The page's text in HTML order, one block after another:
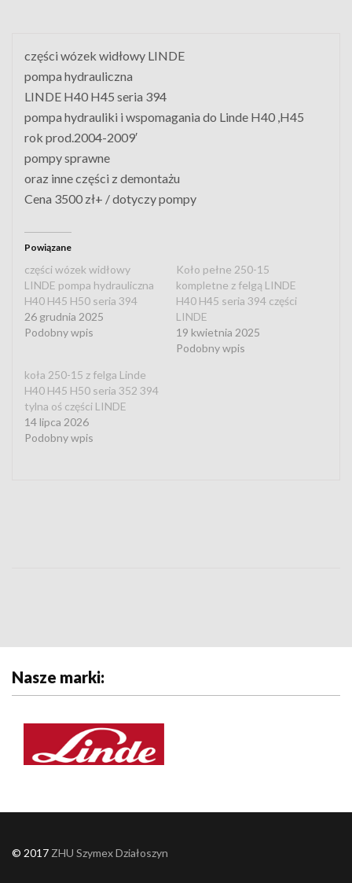
części wózek widłowy LINDE
pompa hydrauliczna
LINDE H40 H45 seria 394
pompa hydrauliki i wspomagania do Linde H40 ,H45
rok prod.2004-2009′
pompy sprawne
oraz inne części z demontażu
Cena 3500 zł+ / dotyczy pompy
Powiązane
części wózek widłowy
LINDE pompa hydrauliczna
H40 H45 H50 seria 394
26 grudnia 2025
Podobny wpis
Koło pełne 250-15
kompletne z felgą LINDE
H40 H45 seria 394 części
LINDE
19 kwietnia 2025
Podobny wpis
koła 250-15 z felga Linde
H40 H45 H50 seria 352 394
tylna oś części LINDE
14 lipca 2026
Podobny wpis
Nasze marki:
© 2017 ZHU Szymex Działoszyn